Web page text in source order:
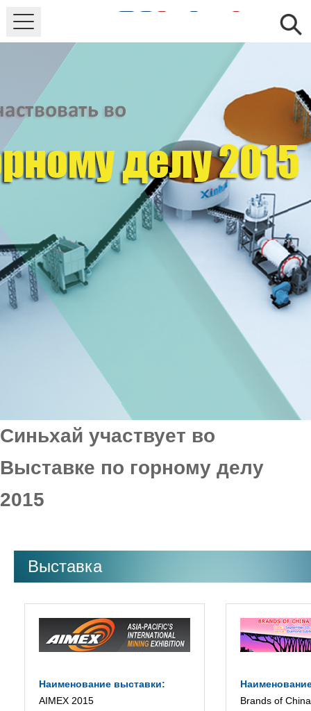
Синьхай участвует во
Выставке по горному делу
2015
Выставка
Наименование выставки:
AIMEX 2015
Brands of